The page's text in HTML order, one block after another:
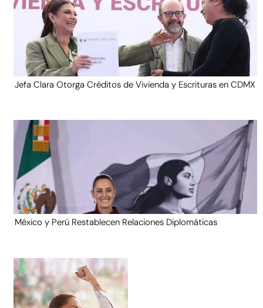
Jefa Clara Otorga Créditos de Vivienda y Escrituras en CDMX
México y Perú Restablecen Relaciones Diplomáticas